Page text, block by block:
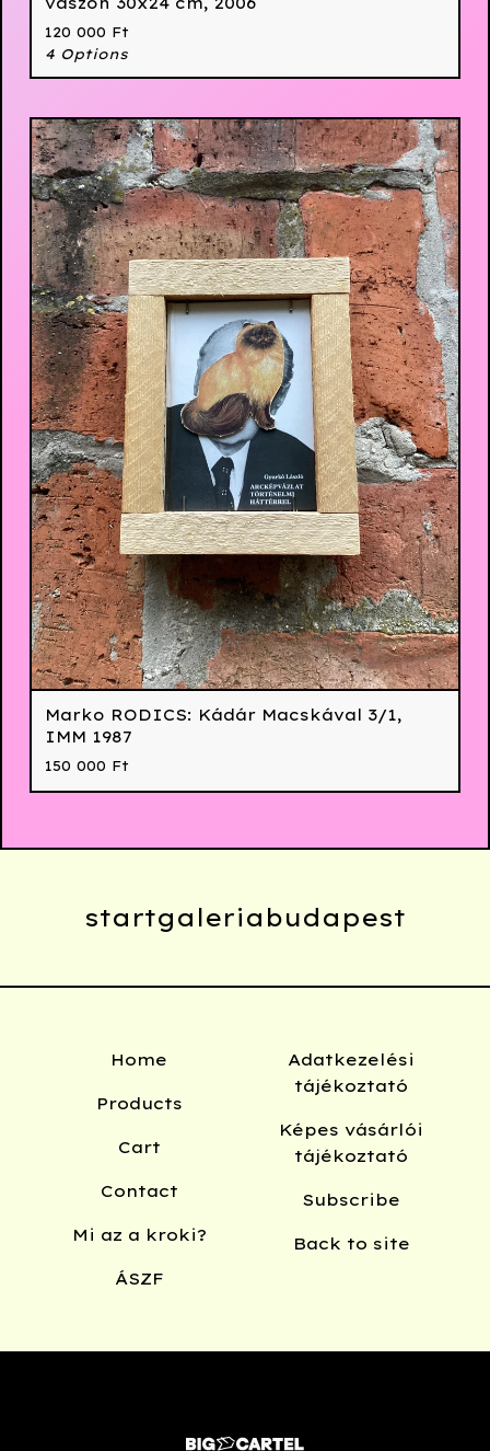
120 000 Ft
4 Options
Marko RODICS: Kádár Macskával 3/1,
IMM 1987
150 000 Ft
startgaleriabudapest
Home
Products
Cart
Contact
Mi az a kroki?
ÁSZF
Adatkezelési
tájékoztató
Képes vásárlói
tájékoztató
Subscribe
Back to site